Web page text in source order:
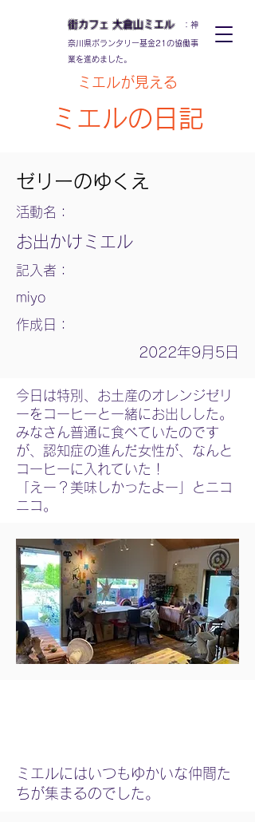
街カフェ 大倉山ミエル：神
奈川県ボランタリー基金21の協働事
業を進めました。
ミエルが見える
ミエルの日記
ゼリーのゆくえ
活動名：
お出かけミエル
記入者：
miyo
作成日：
2022年9月5日
今日は特別、お土産のオレンジゼリ
ーをコーヒーと一緒にお出しした。
みなさん普通に食べていたのです
が、認知症の進んだ女性が、なんと
コーヒーに入れていた！
「えー？美味しかったよー」とニコ
ニコ。
ミエルにはいつもゆかいな仲間た
ちが集まるのでした。